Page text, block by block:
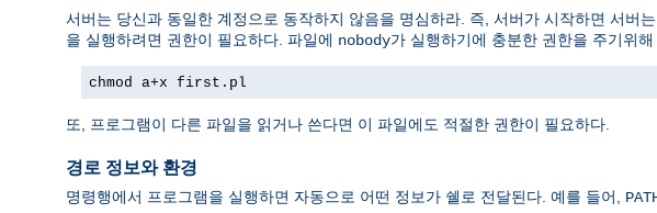
서버는 당신과 동일한 계정으로 동작하지 않음을 명심하라. 즉, 서버가 시작하면 서버
을 실행하려면 권한이 필요하다. 파일에 nobody가 실행하기에 충분한 권한을 주기위
chmod a+x first.pl
또, 프로그램이 다른 파일을 읽거나 쓴다면 이 파일에도 적절한 권한이 필요하다.
경로 정보와 환경
명령행에서 프로그램을 실행하면 자동으로 어떤 정보가 쉘로 전달된다. 예를 들어,